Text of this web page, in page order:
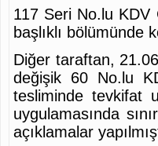
117 Seri No.lu KDV
başlıklı bölümünde
Diğer taraftan,
değişik 60 No.lu
tesliminde tevkifat
uygulamasında
açıklamalar